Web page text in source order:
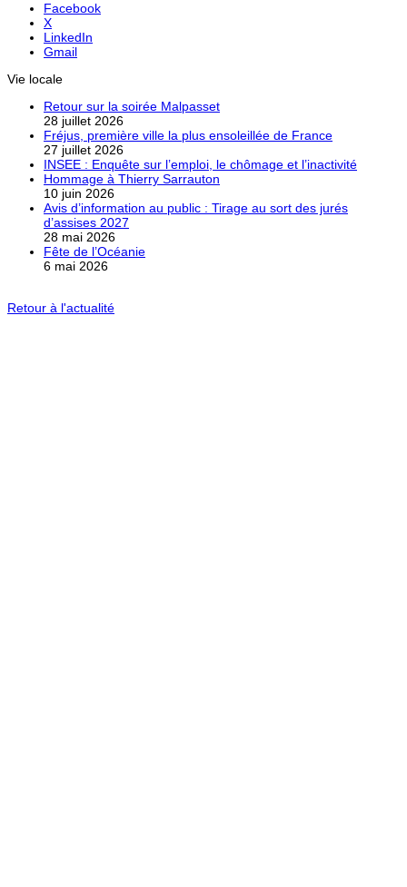
Facebook
X
LinkedIn
Gmail
Vie locale
Retour sur la soirée Malpasset
28 juillet 2026
Fréjus, première ville la plus ensoleillée de France
27 juillet 2026
INSEE : Enquête sur l’emploi, le chômage et l’inactivité
Hommage à Thierry Sarrauton
10 juin 2026
Avis d’information au public : Tirage au sort des jurés
d’assises 2027
28 mai 2026
Fête de l’Océanie
6 mai 2026
Retour à l'actualité